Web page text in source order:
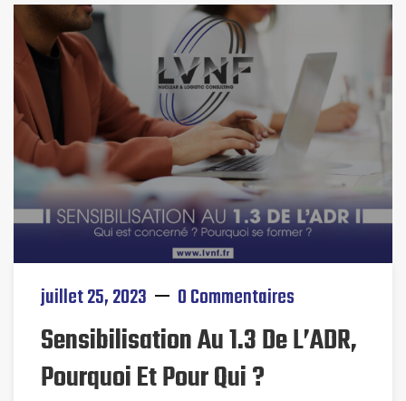
juillet 25, 2023 0 Commentaires
Sensibilisation Au 1.3 De L’ADR,
Pourquoi Et Pour Qui ?